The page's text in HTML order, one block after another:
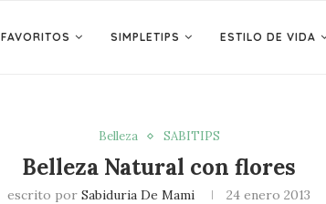
FAVORITOS SIMPLETIPS ESTILO DE VIDA
Belleza SABITIPS
Belleza Natural con flores
escrito por Sabiduria De Mami 24 enero 2013